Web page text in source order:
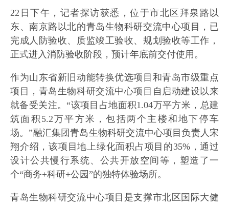
22日下午，记者探访获悉，位于市北区拜泉路以
东、南京路以北的青岛生物科研交流中心项目，已
完成人防验收、质监竣工验收、规划验收等工作，
正式进入消防验收阶段，预计年底前交付使用。
作为山东省新旧动能转换优选项目和青岛市级重点
项目，青岛生物科研交流中心项目自启动建设以来
就备受关注。“该项目占地面积1.04万平方米，总建
筑面积5.2万平方米，包括两个主楼和地下停车
场。”融汇集团青岛生物科研交流中心项目负责人宋
翔介绍，该项目地上绿化面积占项目的35%，通过
设计公共慢行系统、公共开放空间等，塑造了一
个“商务+科研+公园”的独特体验场所。
青岛生物科研交流中心项目是支撑市北区国际大健